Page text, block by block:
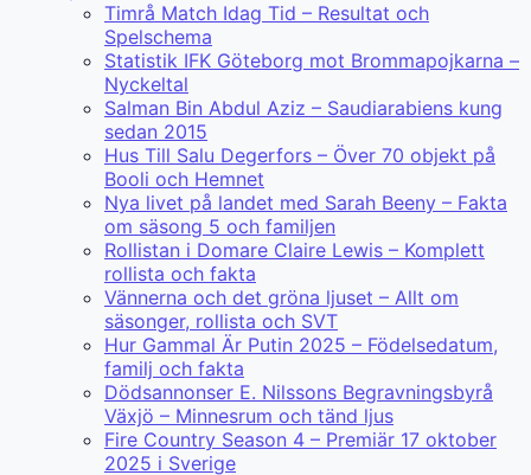
Timrå Match Idag Tid – Resultat och
Spelschema
Statistik IFK Göteborg mot Brommapojkarna –
Nyckeltal
Salman Bin Abdul Aziz – Saudiarabiens kung
sedan 2015
Hus Till Salu Degerfors – Över 70 objekt på
Booli och Hemnet
Nya livet på landet med Sarah Beeny – Fakta
om säsong 5 och familjen
Rollistan i Domare Claire Lewis – Komplett
rollista och fakta
Vännerna och det gröna ljuset – Allt om
säsonger, rollista och SVT
Hur Gammal Är Putin 2025 – Födelsedatum,
familj och fakta
Dödsannonser E. Nilssons Begravningsbyrå
Växjö – Minnesrum och tänd ljus
Fire Country Season 4 – Premiär 17 oktober
2025 i Sverige